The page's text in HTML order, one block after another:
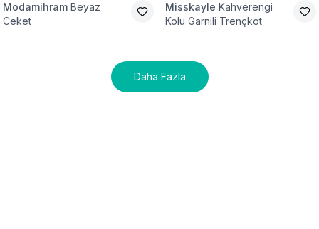
Modamihram Beyaz
Ceket
Misskayle Kahverengi
Kolu Garnili Trençkot
Daha Fazla